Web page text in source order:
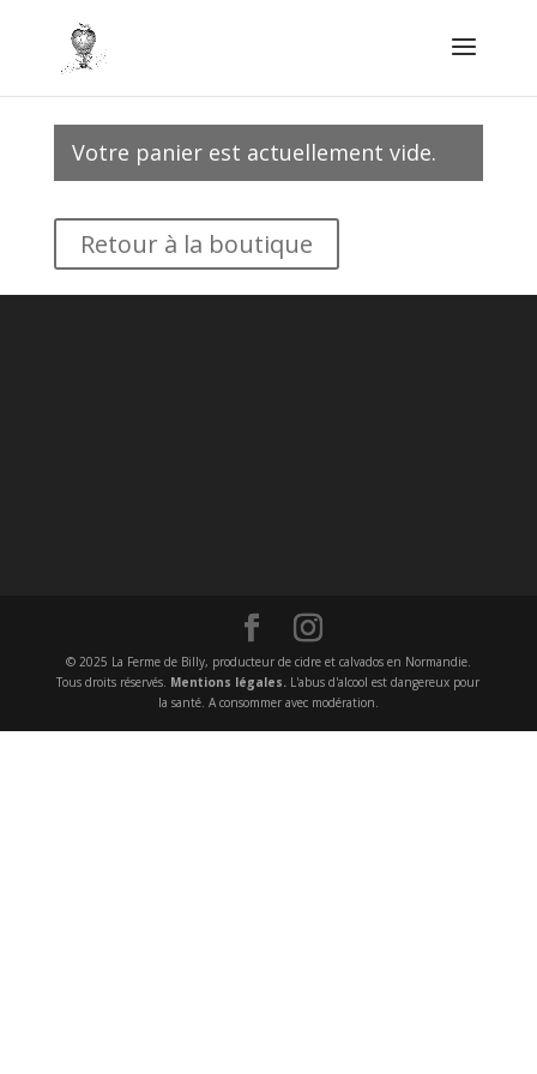
Votre panier est actuellement vide.
Retour à la boutique
© 2025 La Ferme de Billy, producteur de cidre et calvados en Normandie.
Tous droits réservés. Mentions légales. L'abus d'alcool est dangereux pour
la santé. A consommer avec modération.